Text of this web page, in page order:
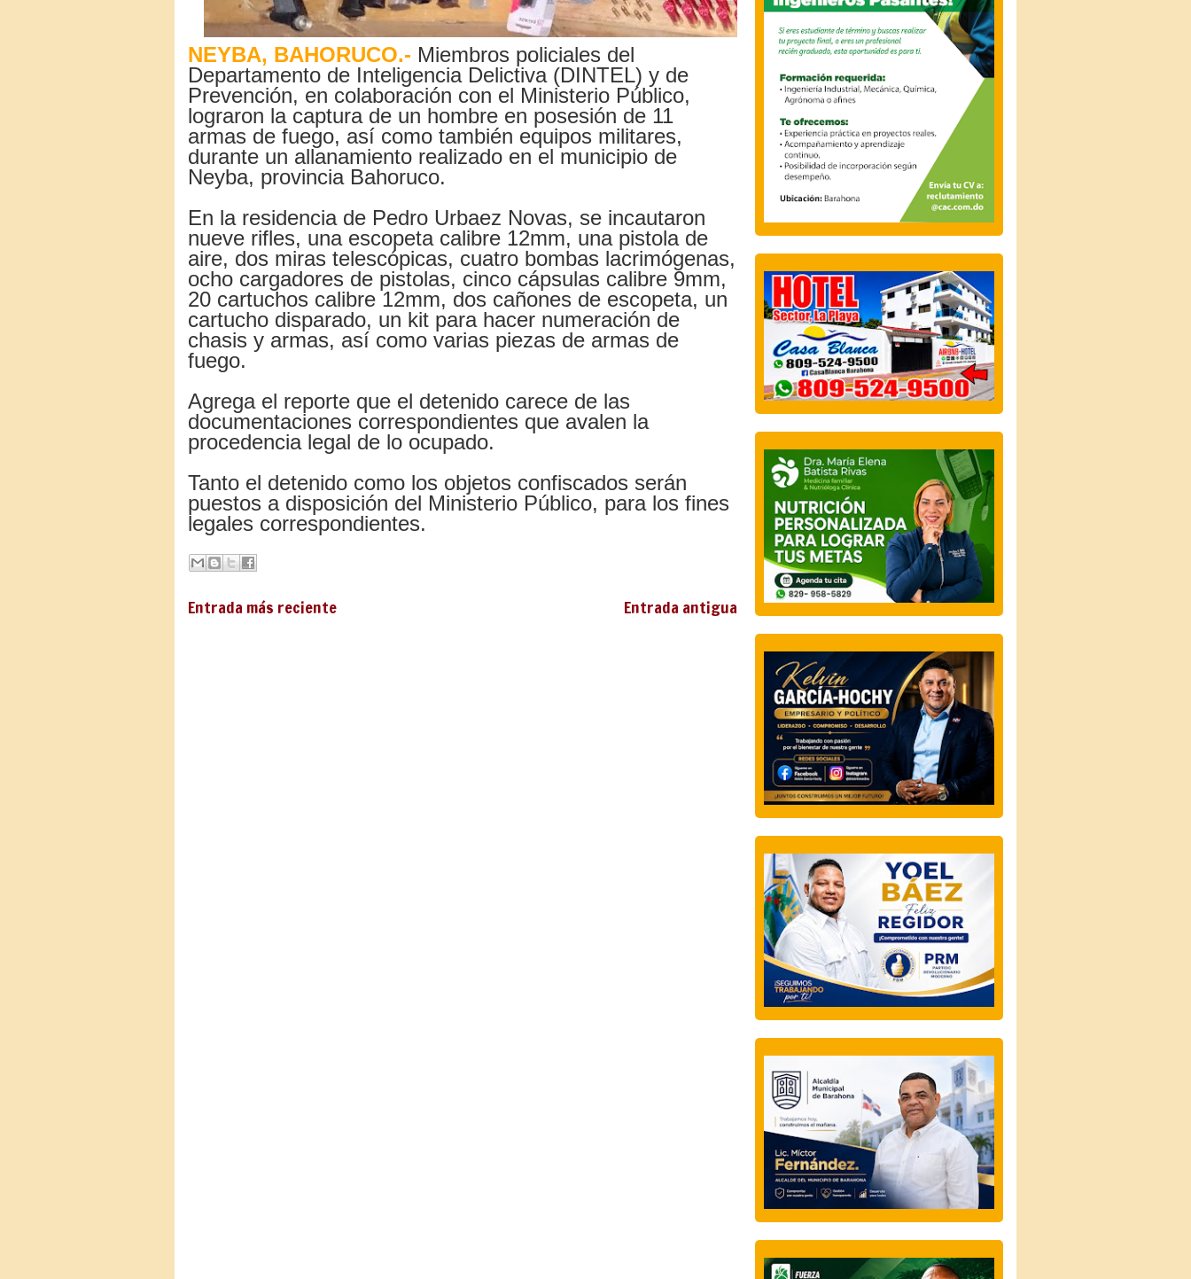
NEYBA, BAHORUCO.- Miembros policiales del
Departamento de Inteligencia Delictiva (DINTEL) y de
Prevención, en colaboración con el Ministerio Público,
lograron la captura de un hombre en posesión de 11
armas de fuego, así como también equipos militares,
durante un allanamiento realizado en el municipio de
Neyba, provincia Bahoruco.
En la residencia de Pedro Urbaez Novas, se incautaron
nueve rifles, una escopeta calibre 12mm, una pistola de
aire, dos miras telescópicas, cuatro bombas lacrimógenas,
ocho cargadores de pistolas, cinco cápsulas calibre 9mm,
20 cartuchos calibre 12mm, dos cañones de escopeta, un
cartucho disparado, un kit para hacer numeración de
chasis y armas, así como varias piezas de armas de
fuego.
Agrega el reporte que el detenido carece de las
documentaciones correspondientes que avalen la
procedencia legal de lo ocupado.
Tanto el detenido como los objetos confiscados serán
puestos a disposición del Ministerio Público, para los fines
legales correspondientes.
Entrada más reciente Entrada antigua